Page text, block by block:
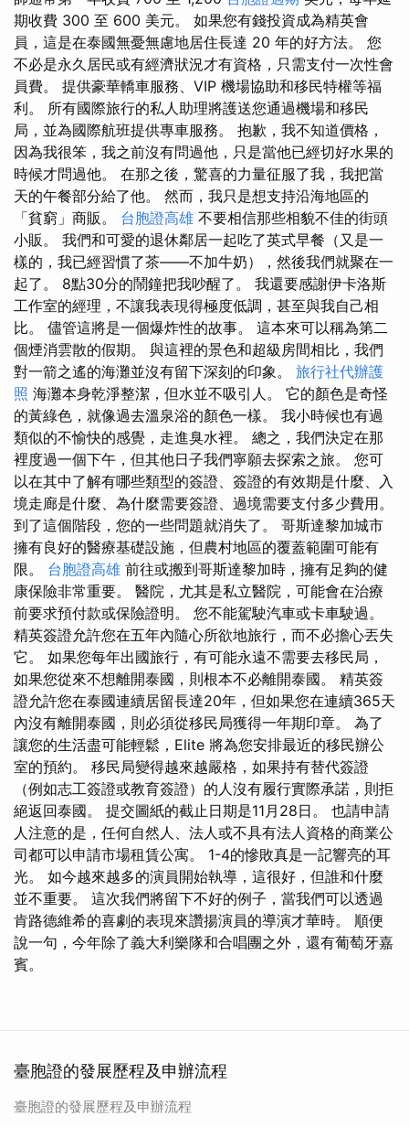
期收費 300 至 600 美元。 如果您有錢投資成為精英會
員，這是在泰國無憂無慮地居住長達 20 年的好方法。 您
不必是永久居民或有經濟狀況才有資格，只需支付一次性會
員費。 提供豪華轎車服務、VIP 機場協助和移民特權等福
利。 所有國際旅行的私人助理將護送您通過機場和移民
局，並為國際航班提供專車服務。 抱歉，我不知道價格，
因為我很笨，我之前沒有問過他，只是當他已經切好水果的
時候才問過他。 在那之後，驚喜的力量征服了我，我把當
天的午餐部分給了他。 然而，我只是想支持沿海地區的
「貧窮」商販。 台胞證高雄 不要相信那些相貌不佳的街頭
小販。 我們和可愛的退休鄰居一起吃了英式早餐（又是一
樣的，我已經習慣了茶——不加牛奶），然後我們就聚在一
起了。 8點30分的鬧鐘把我吵醒了。 我還要感謝伊卡洛斯
工作室的經理，不讓我表現得極度低調，甚至與我自己相
比。 儘管這將是一個爆炸性的故事。 這本來可以稱為第二
個煙消雲散的假期。 與這裡的景色和超級房間相比，我們
對一箭之遙的海灘並沒有留下深刻的印象。 旅行社代辦護
照 海灘本身乾淨整潔，但水並不吸引人。 它的顏色是奇怪
的黃綠色，就像過去溫泉浴的顏色一樣。 我小時候也有過
類似的不愉快的感覺，走進臭水裡。 總之，我們決定在那
裡度過一個下午，但其他日子我們寧願去探索之旅。 您可
以在其中了解有哪些類型的簽證、簽證的有效期是什麼、入
境走廊是什麼、為什麼需要簽證、過境需要支付多少費用。
到了這個階段，您的一些問題就消失了。 哥斯達黎加城市
擁有良好的醫療基礎設施，但農村地區的覆蓋範圍可能有
限。 台胞證高雄 前往或搬到哥斯達黎加時，擁有足夠的健
康保險非常重要。 醫院，尤其是私立醫院，可能會在治療
前要求預付款或保險證明。 您不能駕駛汽車或卡車駛過。
精英簽證允許您在五年內隨心所欲地旅行，而不必擔心丟失
它。 如果您每年出國旅行，有可能永遠不需要去移民局，
如果您從來不想離開泰國，則根本不必離開泰國。 精英簽
證允許您在泰國連續居留長達20年，但如果您在連續365天
內沒有離開泰國，則必須從移民局獲得一年期印章。 為了
讓您的生活盡可能輕鬆，Elite 將為您安排最近的移民辦公
室的預約。 移民局變得越來越嚴格，如果持有替代簽證
（例如志工簽證或教育簽證）的人沒有履行實際承諾，則拒
絕返回泰國。 提交圖紙的截止日期是11月28日。 也請申請
人注意的是，任何自然人、法人或不具有法人資格的商業公
司都可以申請市場租賃公寓。 1-4的慘敗真是一記響亮的耳
光。 如今越來越多的演員開始執導，這很好，但誰和什麼
並不重要。 這次我們將留下不好的例子，當我們可以透過
肯路德維希的喜劇的表現來讚揚演員的導演才華時。 順便
說一句，今年除了義大利樂隊和合唱團之外，還有葡萄牙嘉
賓。
臺胞證的發展歷程及申辦流程
臺胞證的發展歷程及申辦流程